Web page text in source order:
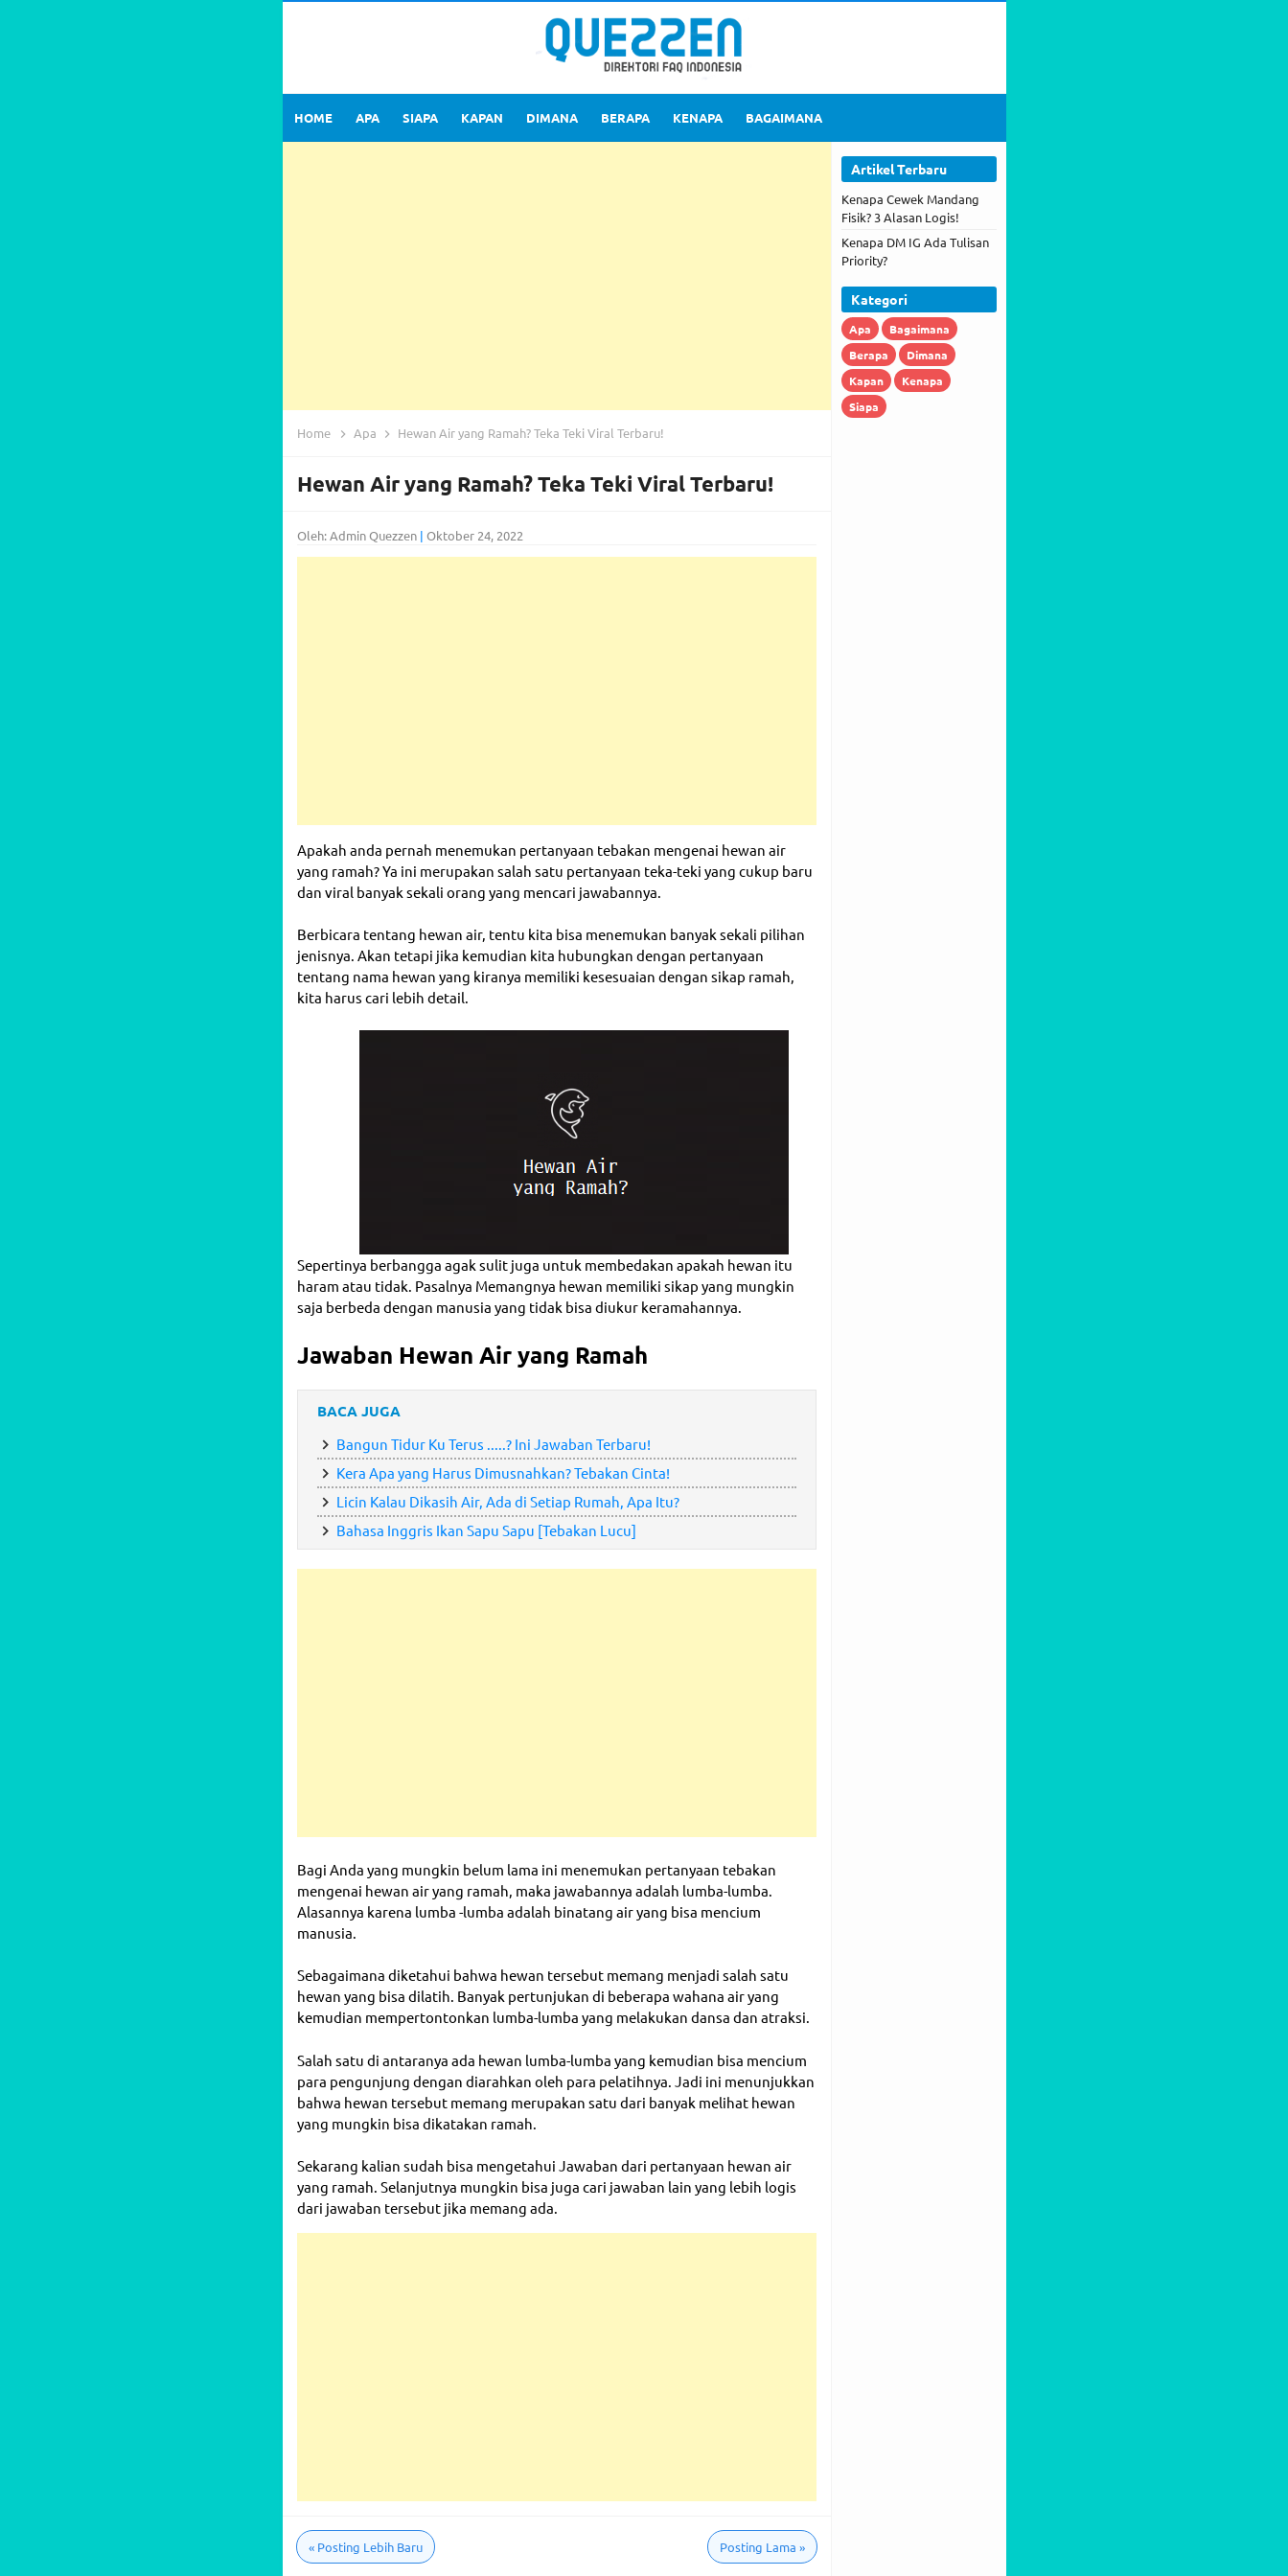
HOME APA SIAPA KAPAN DIMANA BERAPA KENAPA BAGAIMANA
Home Apa Hewan Air yang Ramah? Teka Teki Viral Terbaru!
Hewan Air yang Ramah? Teka Teki Viral Terbaru!
Oleh: Admin Quezzen| Oktober 24, 2022
Apakah anda pernah menemukan pertanyaan tebakan mengenai hewan air
yang ramah? Ya ini merupakan salah satu pertanyaan teka-teki yang cukup baru
dan viral banyak sekali orang yang mencari jawabannya.
Berbicara tentang hewan air, tentu kita bisa menemukan banyak sekali pilihan
jenisnya. Akan tetapi jika kemudian kita hubungkan dengan pertanyaan
tentang nama hewan yang kiranya memiliki kesesuaian dengan sikap ramah,
kita harus cari lebih detail.
Sepertinya berbangga agak sulit juga untuk membedakan apakah hewan itu
haram atau tidak. Pasalnya Memangnya hewan memiliki sikap yang mungkin
saja berbeda dengan manusia yang tidak bisa diukur keramahannya.
Jawaban Hewan Air yang Ramah
BACA JUGA
Bangun Tidur Ku Terus .....? Ini Jawaban Terbaru!
Kera Apa yang Harus Dimusnahkan? Tebakan Cinta!
Licin Kalau Dikasih Air, Ada di Setiap Rumah, Apa Itu?
Bahasa Inggris Ikan Sapu Sapu [Tebakan Lucu]
Bagi Anda yang mungkin belum lama ini menemukan pertanyaan tebakan
mengenai hewan air yang ramah, maka jawabannya adalah lumba-lumba.
Alasannya karena lumba -lumba adalah binatang air yang bisa mencium
manusia.
Sebagaimana diketahui bahwa hewan tersebut memang menjadi salah satu
hewan yang bisa dilatih. Banyak pertunjukan di beberapa wahana air yang
kemudian mempertontonkan lumba-lumba yang melakukan dansa dan atraksi.
Salah satu di antaranya ada hewan lumba-lumba yang kemudian bisa mencium
para pengunjung dengan diarahkan oleh para pelatihnya. Jadi ini menunjukkan
bahwa hewan tersebut memang merupakan satu dari banyak melihat hewan
yang mungkin bisa dikatakan ramah.
Sekarang kalian sudah bisa mengetahui Jawaban dari pertanyaan hewan air
yang ramah. Selanjutnya mungkin bisa juga cari jawaban lain yang lebih logis
dari jawaban tersebut jika memang ada.
«Posting Lebih Baru Posting Lama»
Artikel Terbaru
Kenapa Cewek Mandang
Fisik? 3 Alasan Logis!
Kenapa DM IG Ada Tulisan
Priority?
Kategori
Apa
Bagaimana
Berapa
Dimana
Kapan
Kenapa
Siapa